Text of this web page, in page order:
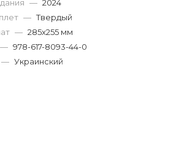
— 2024
— Твердый
— 285x255 мм
— 978-617-8093-44-0
— Украинский